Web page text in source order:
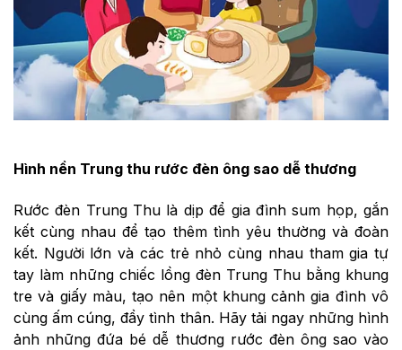
Hình nền Trung thu rước đèn ông sao dễ thương
Rước đèn Trung Thu là dịp để gia đình sum họp, gắn
kết cùng nhau để tạo thêm tình yêu thường và đoàn
kết. Người lớn và các trẻ nhỏ cùng nhau tham gia tự
tay làm những chiếc lồng đèn Trung Thu bằng khung
tre và giấy màu, tạo nên một khung cảnh gia đình vô
cùng ấm cúng, đầy tình thân. Hãy tải ngay những hình
ảnh những đứa bé dễ thương rước đèn ông sao vào